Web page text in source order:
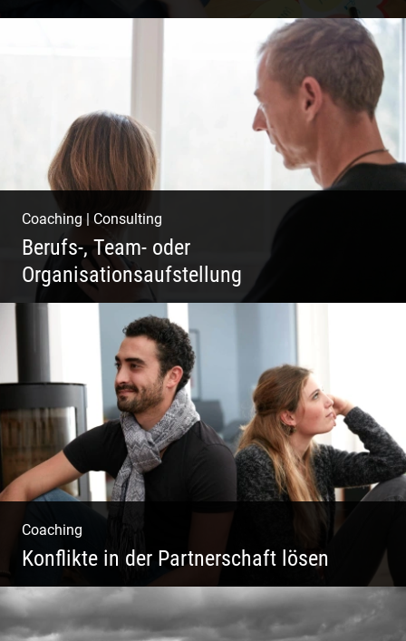
Deine Darstellung nach außen und innen
Coaching | Consulting
Berufs-, Team- oder
Organisationsaufstellung
Business Coaching – Berufliche Freude
ermöglichen
Coaching
Konflikte in der Partnerschaft lösen
Paar Coaching – Der Weg in die Leichtigkeit
und Harmonie